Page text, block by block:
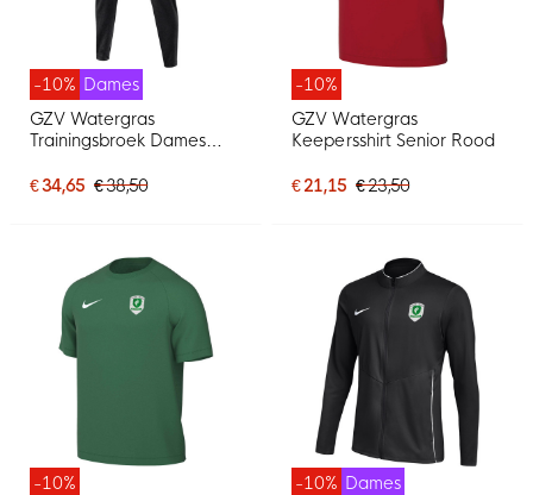
-10% Dames
GZV Watergras
Trainingsbroek Dames
€ 34,65 € 38,50
-10%
GZV Watergras
Keepersshirt Senior Rood
€ 21,15 € 23,50
-10%
-10% Dames